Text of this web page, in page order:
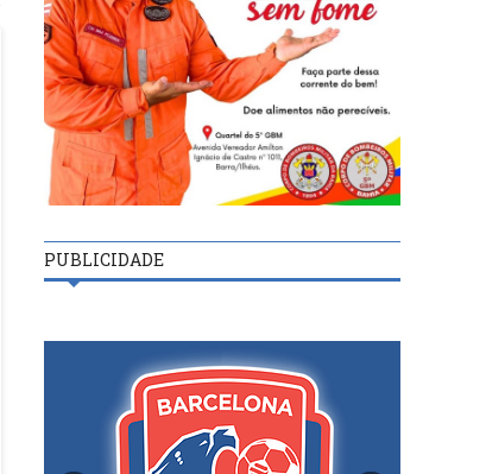
PUBLICIDADE